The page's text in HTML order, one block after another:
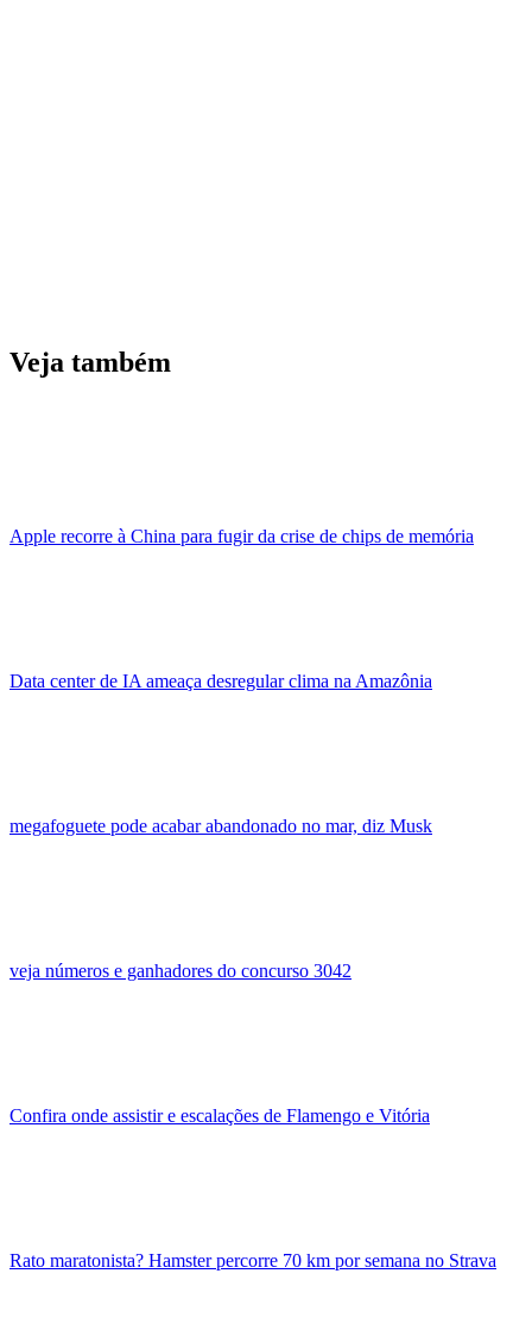
Veja também
Apple recorre à China para fugir da crise de chips de memória
Data center de IA ameaça desregular clima na Amazônia
megafoguete pode acabar abandonado no mar, diz Musk
veja números e ganhadores do concurso 3042
Confira onde assistir e escalações de Flamengo e Vitória
Rato maratonista? Hamster percorre 70 km por semana no Strava